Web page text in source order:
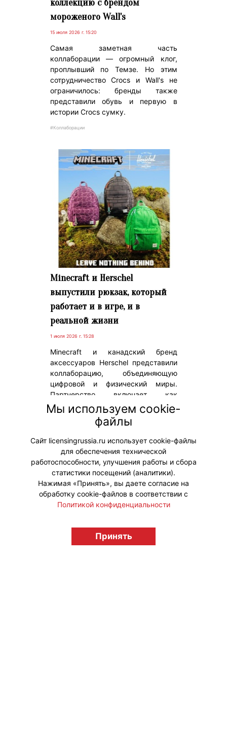
коллекцию с брендом
мороженого Wall's
15 июля 2026 г. 15:20
Самая заметная часть
коллаборации — огромный клог,
проплывший по Темзе. Но этим
сотрудничество Crocs и Wall's не
ограничилось: бренды также
представили обувь и первую в
истории Crocs сумку.
#Коллаборации
Minecraft и Herschel
выпустили рюкзак, который
работает и в игре, и в
реальной жизни
1 июля 2026 г. 15:28
Minecraft и канадский бренд
аксессуаров Herschel представили
коллаборацию, объединяющую
цифровой и физический миры.
Партнерство включает как
внутриигровой контент, так и
коллекцию реальных аксессуаров
в фирменной эстетике популярной
франшизы.
#Коллаборации
licensingrussia.ru, 2009-2026 12+
Мы используем cookie-
файлы
Сайт licensingrussia.ru использует cookie-файлы
для обеспечения технической
работоспособности, улучшения работы и сбора
статистики посещений (аналитики).
Нажимая «Принять», вы даете согласие на
обработку cookie-файлов в соответствии с
Политикой конфиденциальности
Принять